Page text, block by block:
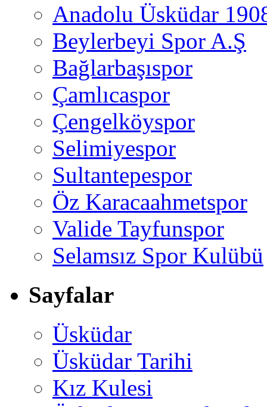
Anadolu Üsküdar
Beylerbeyi Spor A.Ş
Bağlarbaşıspor
Çamlıcaspor
Çengelköyspor
Selimiyespor
Sultantepespor
Öz Karacaahmetspor
Valide Tayfunspor
Selamsız Spor Kulübü
Sayfalar
Üsküdar
Üsküdar Tarihi
Kız Kulesi